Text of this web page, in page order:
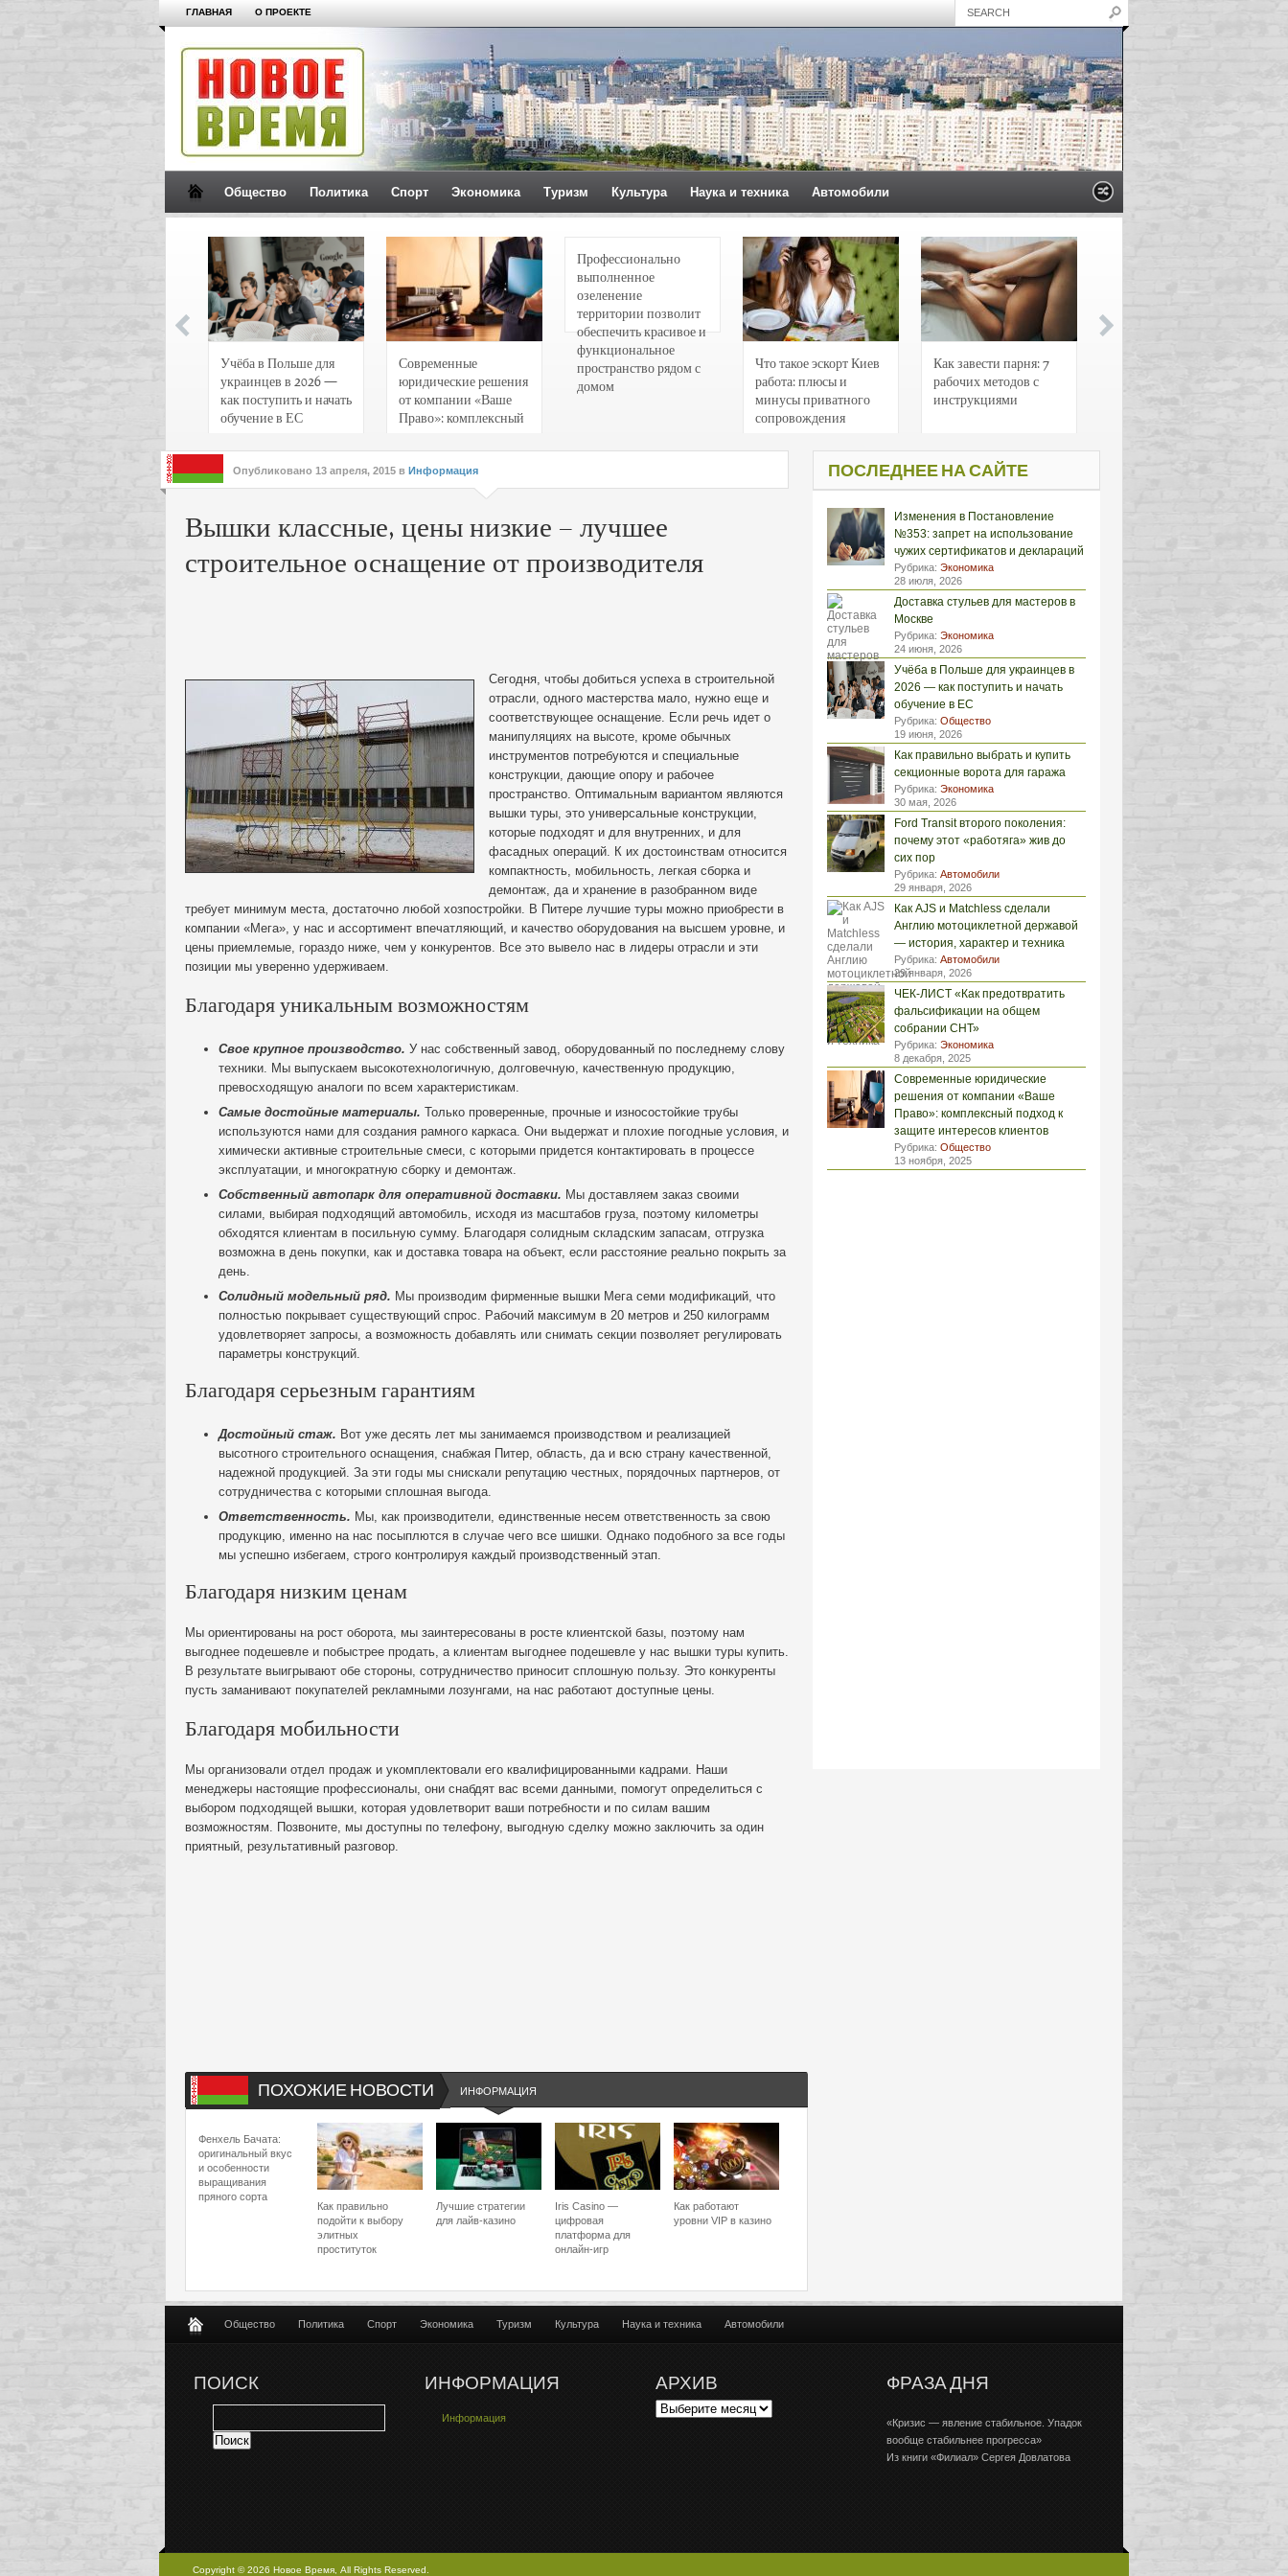
ГЛАВНАЯ О ПРОЕКТЕ
Общество Политика Спорт Экономика Туризм Культура Наука и техника Автомобили
Учёба в Польше для
украинцев в 2026 —
как поступить и начать
обучение в ЕС
Современные
юридические решения
от компании «Ваше
Право»: комплексный
интересов клиентов
Профессионально
выполненное
озеленение
территории позволит
обеспечить красивое и
функциональное
пространство рядом с
домом
Что такое эскорт Киев
работа: плюсы и
минусы приватного
сопровождения
Как завести парня: 7
рабочих методов с
инструкциями
Опубликовано 13 апреля, 2015 в Информация
Вышки классные, цены низкие – лучшее
строительное оснащение от производителя
Сегодня, чтобы добиться успеха в строительной
отрасли, одного мастерства мало, нужно еще и
соответствующее оснащение. Если речь идет о
манипуляциях на высоте, кроме обычных
инструментов потребуются и специальные
конструкции, дающие опору и рабочее
пространство. Оптимальным вариантом являются
вышки туры, это универсальные конструкции,
которые подходят и для внутренних, и для
фасадных операций. К их достоинствам относится
компактность, мобильность, легкая сборка и
демонтаж, да и хранение в разобранном виде
требует минимум места, достаточно любой хозпостройки. В Питере лучшие туры можно приобрести в
компании «Мега», у нас и ассортимент впечатляющий, и качество оборудования на высшем уровне, и
цены приемлемые, гораздо ниже, чем у конкурентов. Все это вывело нас в лидеры отрасли и эти
позиции мы уверенно удерживаем.
Благодаря уникальным возможностям
Свое крупное производство. У нас собственный завод, оборудованный по последнему слову
техники. Мы выпускаем высокотехнологичную, долговечную, качественную продукцию,
превосходящую аналоги по всем характеристикам.
Самые достойные материалы. Только проверенные, прочные и износостойкие трубы
используются нами для создания рамного каркаса. Они выдержат и плохие погодные условия, и
химически активные строительные смеси, с которыми придется контактировать в процессе
эксплуатации, и многократную сборку и демонтаж.
Собственный автопарк для оперативной доставки. Мы доставляем заказ своими
силами, выбирая подходящий автомобиль, исходя из масштабов груза, поэтому километры
обходятся клиентам в посильную сумму. Благодаря солидным складским запасам, отгрузка
возможна в день покупки, как и доставка товара на объект, если расстояние реально покрыть за
день.
Солидный модельный ряд. Мы производим фирменные вышки Мега семи модификаций, что
полностью покрывает существующий спрос. Рабочий максимум в 20 метров и 250 килограмм
удовлетворяет запросы, а возможность добавлять или снимать секции позволяет регулировать
параметры конструкций.
Благодаря серьезным гарантиям
Достойный стаж. Вот уже десять лет мы занимаемся производством и реализацией
высотного строительного оснащения, снабжая Питер, область, да и всю страну качественной,
надежной продукцией. За эти годы мы снискали репутацию честных, порядочных партнеров, от
сотрудничества с которыми сплошная выгода.
Ответственность. Мы, как производители, единственные несем ответственность за свою
продукцию, именно на нас посыплются в случае чего все шишки. Однако подобного за все годы
мы успешно избегаем, строго контролируя каждый производственный этап.
Благодаря низким ценам
Мы ориентированы на рост оборота, мы заинтересованы в росте клиентской базы, поэтому нам
выгоднее подешевле и побыстрее продать, а клиентам выгоднее подешевле у нас вышки туры купить.
В результате выигрывают обе стороны, сотрудничество приносит сплошную пользу. Это конкуренты
пусть заманивают покупателей рекламными лозунгами, на нас работают доступные цены.
Благодаря мобильности
Мы организовали отдел продаж и укомплектовали его квалифицированными кадрами. Наши
менеджеры настоящие профессионалы, они снабдят вас всеми данными, помогут определиться с
выбором подходящей вышки, которая удовлетворит ваши потребности и по силам вашим
возможностям. Позвоните, мы доступны по телефону, выгодную сделку можно заключить за один
приятный, результативный разговор.
ПОХОЖИЕ НОВОСТИ ИНФОРМАЦИЯ
Фенхель Бачата:
оригинальный вкус
и особенности
выращивания
пряного сорта
Как правильно
подойти к выбору
элитных
проституток
Лучшие стратегии
для лайв-казино
Iris Casino —
цифровая
платформа для
онлайн-игр
Как работают
уровни VIP в казино
ПОСЛЕДНЕЕ НА САЙТЕ
Изменения в Постановление
№353: запрет на использование
чужих сертификатов и деклараций
Рубрика: Экономика
28 июля, 2026
Доставка стульев для мастеров в
Москве
Рубрика: Экономика
24 июня, 2026
Учёба в Польше для украинцев в
2026 — как поступить и начать
обучение в ЕС
Рубрика: Общество
19 июня, 2026
Как правильно выбрать и купить
секционные ворота для гаража
Рубрика: Экономика
30 мая, 2026
Ford Transit второго поколения:
почему этот «работяга» жив до
сих пор
Рубрика: Автомобили
29 января, 2026
Как AJS и Matchless сделали
Англию мотоциклетной державой
— история, характер и техника
Рубрика: Автомобили
29 января, 2026
ЧЕК-ЛИСТ «Как предотвратить
фальсификации на общем
собрании СНТ»
Рубрика: Экономика
8 декабря, 2025
Современные юридические
решения от компании «Ваше
Право»: комплексный подход к
защите интересов клиентов
Рубрика: Общество
13 ноября, 2025
Общество Политика Спорт Экономика Туризм Культура Наука и техника Автомобили
ПОИСК ИНФОРМАЦИЯ
Информация
АРХИВ ФРАЗА ДНЯ
«Кризис — явление стабильное. Упадок
вообще стабильнее прогресса»
Из книги «Филиал» Сергея Довлатова
Copyright © 2026 Новое Время, All Rights Reserved.